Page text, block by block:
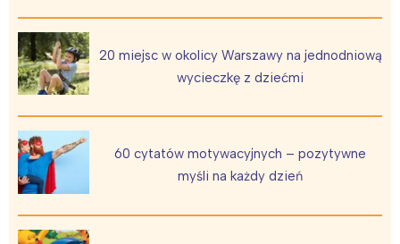
20 miejsc w okolicy Warszawy na jednodniową
wycieczkę z dziećmi
60 cytatów motywacyjnych – pozytywne
myśli na każdy dzień